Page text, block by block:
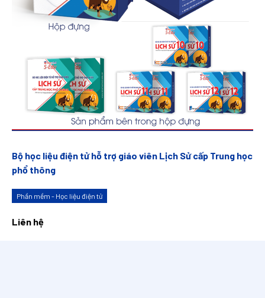
Bộ học liệu điện tử hỗ trợ giáo viên Lịch Sử cấp Trung học
phổ thông
Phần mềm - Học liệu điện tử
Liên hệ